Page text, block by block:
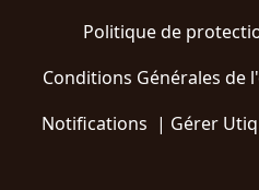
Politique de
Conditions Générales de
Notifications | Gérer Utiq